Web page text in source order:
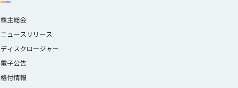
株主総会
ニュースリリース
ディスクロージャー
電子公告
格付情報